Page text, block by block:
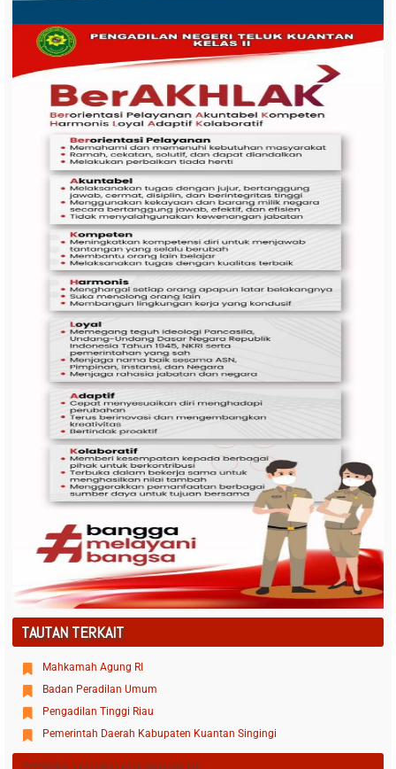
TAUTAN TERKAIT
Mahkamah Agung RI
Badan Peradilan Umum
Pengadilan Tinggi Riau
Pemerintah Daerah Kabupaten Kuantan Singingi